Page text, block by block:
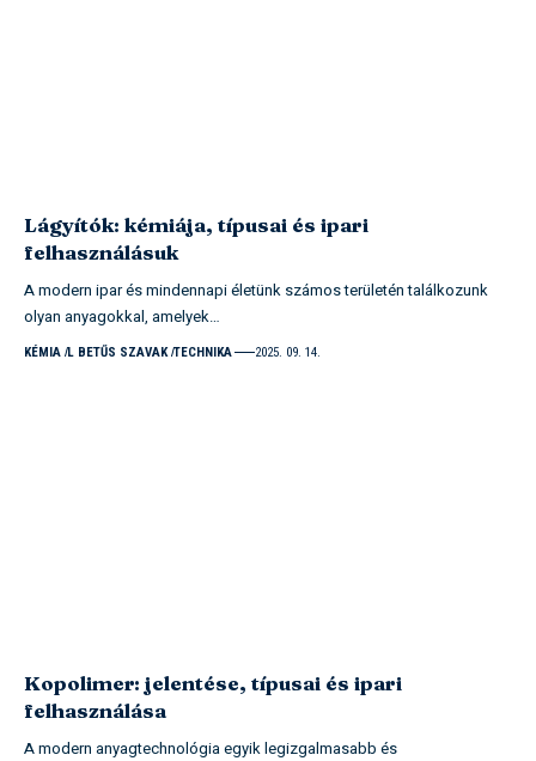
Lágyítók: kémiája, típusai és ipari
felhasználásuk
A modern ipar és mindennapi életünk számos területén találkozunk
olyan anyagokkal, amelyek…
KÉMIA L BETŰS SZAVAK TECHNIKA 2025. 09. 14.
Kopolimer: jelentése, típusai és ipari
felhasználása
A modern anyagtechnológia egyik legizgalmasabb és